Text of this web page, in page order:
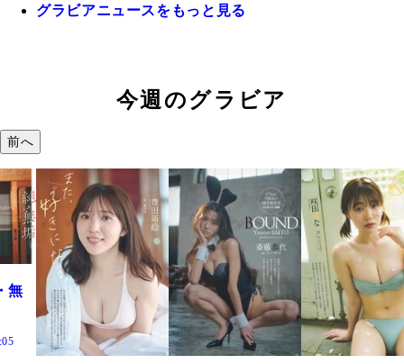
グラビアニュースをもっと見る
今週のグラビア
前へ